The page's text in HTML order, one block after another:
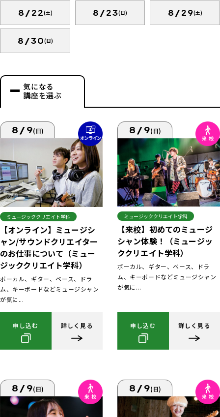
8/22(土) 8/23(日) 8/29(土)
8/30(日)
気になる
講座を選ぶ
8/9(日)
ミュージッククリエイト学科
【オンライン】ミュージシ
ャン/サウンドクリエイター
のお仕事について（ミュー
ジッククリエイト学科）
ボーカル、ギター、ベース、ドラ
ム、キーボードなどミュージシャン
が気に...
申し込む 詳しく見る
8/9(日)
ミュージッククリエイト学科
【来校】初めてのミュージ
シャン体験！（ミュージッ
ククリエイト学科）
ボーカル、ギター、ベース、ドラ
ム、キーボードなどミュージシャン
が気に...
申し込む 詳しく見る
8/9(日) 8/9(日)